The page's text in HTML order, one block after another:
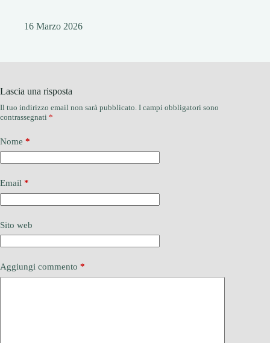
16 Marzo 2026
Lascia una risposta
Il tuo indirizzo email non sarà pubblicato. I campi obbligatori sono
contrassegnati *
Nome *
Email *
Sito web
Aggiungi commento *